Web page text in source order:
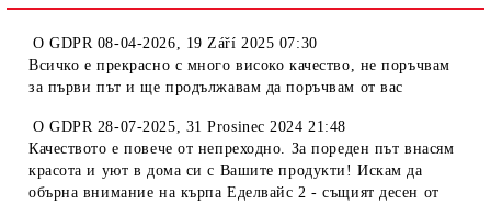
OGDPR 08-04-2026, 19 Září 2025 07:30
Всичко е прекрасно с много високо качество, не поръчвам
за първи път и ще продължавам да поръчвам от вас
OGDPR 28-07-2025, 31 Prosinec 2024 21:48
Качеството е повече от непреходно. За пореден път внасям
красота и уют в дома си с Вашите продукти! Искам да
обърна внимание на кърпа Еделвайс 2 - същият десен от